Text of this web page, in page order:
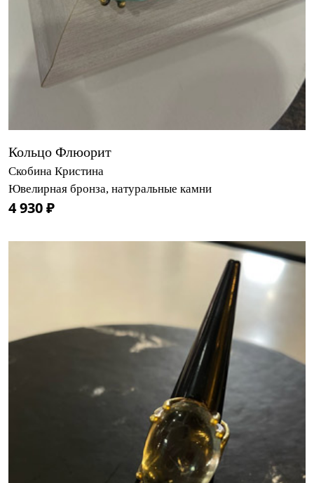
Кольцо Флюорит
Скобина Кристина
Ювелирная бронза, натуральные камни
4 930 ₽